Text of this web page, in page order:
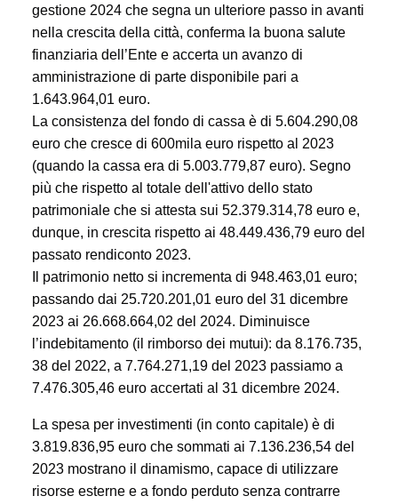
gestione 2024 che segna un ulteriore passo in avanti
nella crescita della città, conferma la buona salute
finanziaria dell’Ente e accerta un avanzo di
amministrazione di parte disponibile pari a
1.643.964,01 euro.
La consistenza del fondo di cassa è di 5.604.290,08
euro che cresce di 600mila euro rispetto al 2023
(quando la cassa era di 5.003.779,87 euro). Segno
più che rispetto al totale dell'attivo dello stato
patrimoniale che si attesta sui 52.379.314,78 euro e,
dunque, in crescita rispetto ai 48.449.436,79 euro del
passato rendiconto 2023.
Il patrimonio netto si incrementa di 948.463,01 euro;
passando dai 25.720.201,01 euro del 31 dicembre
2023 ai 26.668.664,02 del 2024. Diminuisce
l’indebitamento (il rimborso dei mutui): da 8.176.735,
38 del 2022, a 7.764.271,19 del 2023 passiamo a
7.476.305,46 euro accertati al 31 dicembre 2024.
La spesa per investimenti (in conto capitale) è di
3.819.836,95 euro che sommati ai 7.136.236,54 del
2023 mostrano il dinamismo, capace di utilizzare
risorse esterne e a fondo perduto senza contrarre